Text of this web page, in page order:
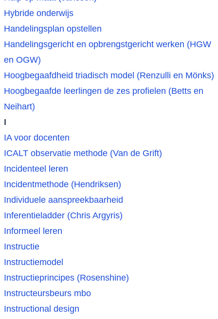
Hybride onderwijs
Handelingsplan opstellen
Handelingsgericht en opbrengstgericht werken (HGW
en OGW)
Hoogbegaafdheid triadisch model (Renzulli en Mönks)
Hoogbegaafde leerlingen de zes profielen (Betts en
Neihart)
I
IA voor docenten
ICALT observatie methode (Van de Grift)
Incidenteel leren
Incidentmethode (Hendriksen)
Individuele aanspreekbaarheid
Inferentieladder (Chris Argyris)
Informeel leren
Instructie
Instructiemodel
Instructieprincipes (Rosenshine)
Instructeursbeurs mbo
Instructional design